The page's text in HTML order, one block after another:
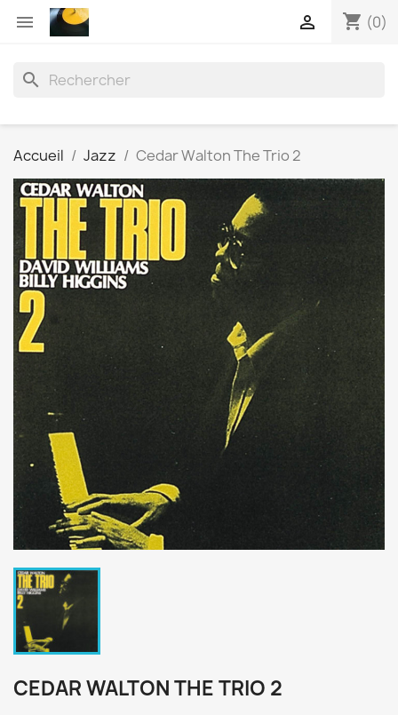
 shopping_cart (0)

search
Accueil Jazz Cedar Walton The Trio 2
CEDAR WALTON THE TRIO 2